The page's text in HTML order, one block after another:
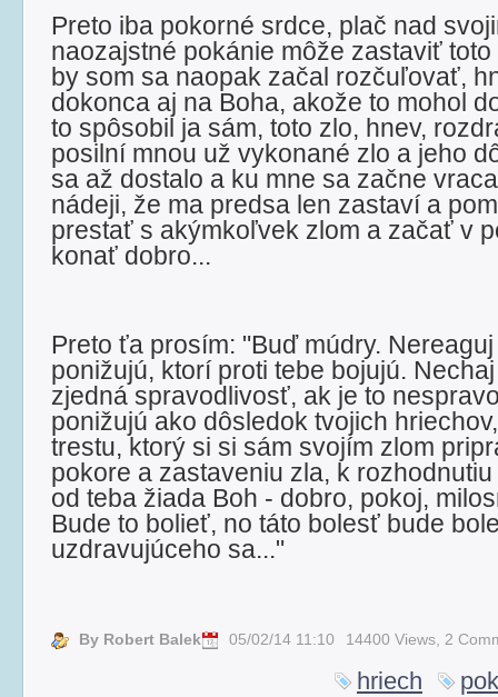
Preto iba pokorné srdce, plač nad
naozajstné pokánie môže zastaviť
by som sa naopak začal rozčuľovať,
dokonca aj na Boha, akože to mohol
to spôsobil ja sám, toto zlo, hnev,
posilní mnou už vykonané zlo a jeho
sa až dostalo a ku mne sa začne
nádeji, že ma predsa len zastaví a
prestať s akýmkoľvek zlom a začať v
konať dobro...
Preto ťa prosím: "Buď múdry.
ponižujú, ktorí proti tebe bojujú.
zjedná spravodlivosť, ak je to
ponižujú ako dôsledok tvojich
trestu, ktorý si si sám svojím zlom
pokore a zastaveniu zla, k
od teba žiada Boh - dobro, pokoj,
Bude to bolieť, no táto bolesť bude
uzdravujúceho sa..."
By Robert Balek 05/02/14 11:10 14400 Views, 2
hriech